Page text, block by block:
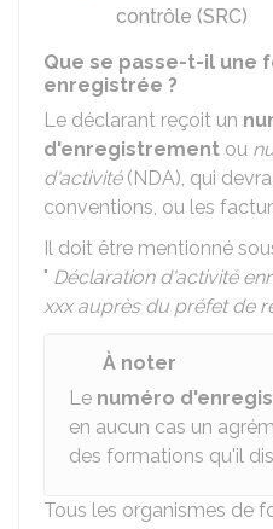
contrôle (SRC)
Que se passe-t-il une
enregistrée ?
Le déclarant reçoit un
d'enregistrement ou
d'activité(NDA), qui
conventions, ou les
Il doit être mentionné
" Déclaration d'activité
xxx auprès du préfet de
À noter
Le numéro
en aucun cas un
des formations qu'il
Tous les organismes de